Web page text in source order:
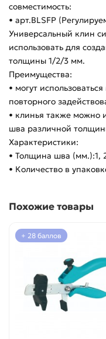
совместимость:
• арт.BLSFP
Универсальный клин
использовать для
толщины 1/2/3 мм.
Преимущества:
• могут
повторного
• клинья также можно
шва различной
Характеристики:
• Толщина шва (мм.):1,
• Количество в
Похожие товары
+ 28 баллов